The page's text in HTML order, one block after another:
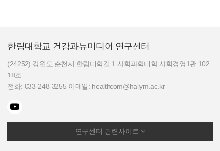
한림대학교 건강과뉴미디어 연구센터
(24252) 강원도 춘천시 한림대학길 1 사회과학대학 사회경영1관 102
18호
전화: 033-248-3255 이메일: healthcom@hallym.ac.kr
연구센터 관련사이트